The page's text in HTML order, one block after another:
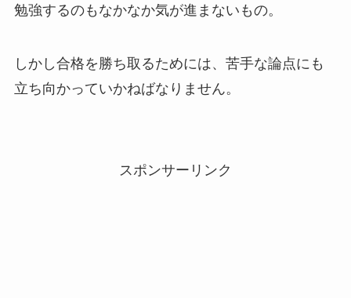
勉強するのもなかなか気が進まないもの。
しかし合格を勝ち取るためには、苦手な論点にも
立ち向かっていかねばなりません。
スポンサーリンク